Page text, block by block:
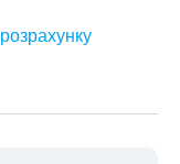
розрахунку